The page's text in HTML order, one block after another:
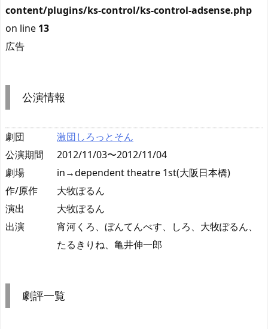
content/plugins/ks-control/ks-control-adsense.php
on line 13
広告
公演情報
劇団
激団しろっとそん
公演期間
2012/11/03〜2012/11/04
劇場
in→dependent theatre 1st(大阪日本橋)
作/原作
大牧ぽるん
演出
大牧ぽるん
出演
宵河くろ、ぼんてんべす、しろ、大牧ぽるん、
たるきりね、亀井伸一郎
劇評一覧